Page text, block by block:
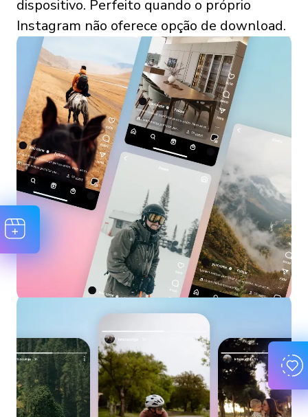
dispositivo. Perfeito quando o próprio
Instagram não oferece opção de download.